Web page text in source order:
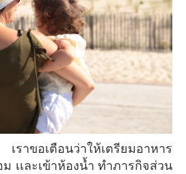
เเละเข้าห้องน้ำ ทำภารกิจส่วน